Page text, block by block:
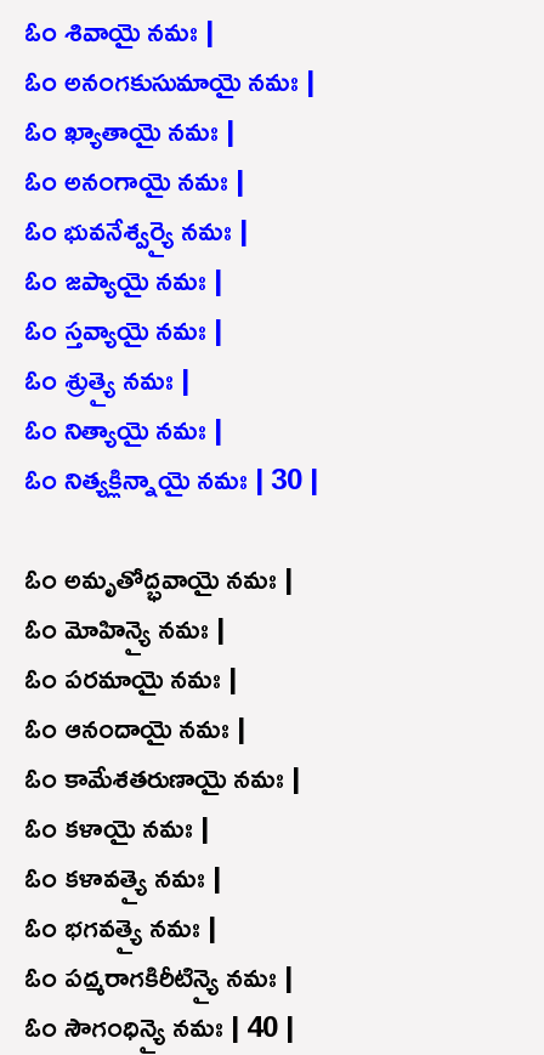
ఓం శివాయై నమః |
ఓం అనంగకుసుమాయై నమః |
ఓం ఖ్యాతాయై నమః |
ఓం అనంగాయై నమః |
ఓం భువనేశ్వర్యై నమః |
ఓం జప్యాయై నమః |
ఓం స్తవ్యాయై నమః |
ఓం శ్రుత్యై నమః |
ఓం నిత్యాయై నమః |
ఓం నిత్యక్లిన్నాయై నమః | 30 |
ఓం అమృతోద్భవాయై నమః |
ఓం మోహిన్యై నమః |
ఓం పరమాయై నమః |
ఓం ఆనందాయై నమః |
ఓం కామేశతరుణాయై నమః |
ఓం కళాయై నమః |
ఓం కళావత్యై నమః |
ఓం భగవత్యై నమః |
ఓం పద్మరాగకిరీటిన్యై నమః |
ఓం సౌగంధిన్యై నమః | 40 |